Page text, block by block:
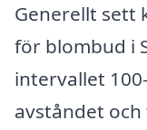
Generellt sett
för blombud i
intervallet
avståndet